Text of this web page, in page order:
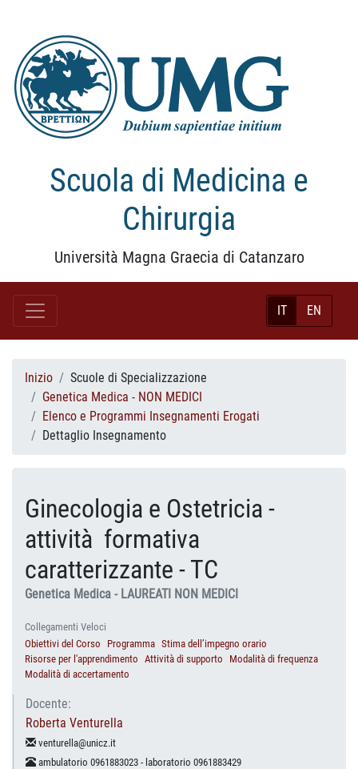
Scuola di Medicina e
Chirurgia
Università Magna Graecia di Catanzaro
IT EN
Inizio
Scuole di Specializzazione
Genetica Medica - NON MEDICI
Elenco e Programmi Insegnamenti Erogati
Dettaglio Insegnamento
Ginecologia e Ostetricia -
attività formativa
caratterizzante - TC
Genetica Medica - LAUREATI NON MEDICI
Collegamenti Veloci
Obiettivi del Corso
Programma Stima dell’impegno orario
Risorse per l'apprendimento Attività di supporto
Modalità di frequenza
Modalità di accertamento
Docente:
Roberta Venturella
venturella@unicz.it
ambulatorio 0961883023 - laboratorio 0961883429